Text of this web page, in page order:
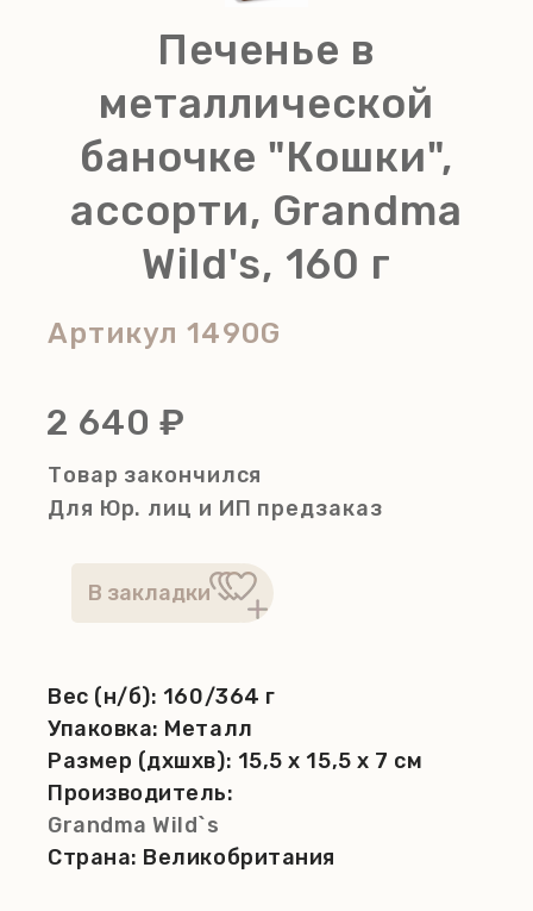
Печенье в
металлической
баночке "Кошки",
ассорти, Grandma
Wild's, 160 г
Артикул1490G
2 640 ₽
Товар закончился
Для Юр. лиц и ИП предзаказ
Вес (н/б): 160/364 г
Упаковка: Металл
Размер (дхшхв): 15,5 x 15,5 x 7 см
Производитель:
Grandma Wild`s
Страна: Великобритания